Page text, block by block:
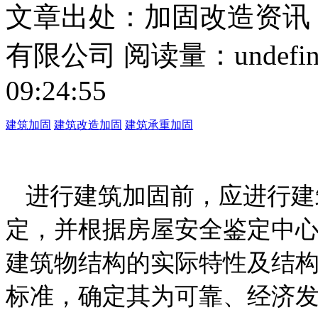
文章出处：加固改造资讯
有限公司 阅读量：
09:24:55
建筑加固 建筑改造加固 建筑承重加固
进行建筑加固前，应进行
定，并根据房屋安全鉴定中
建筑物结构的实际特性及结
标准，确定其为可靠、经济